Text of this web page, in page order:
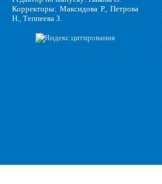
Корректоры: Максидова Р., Петрова
Н., Теппеева З.